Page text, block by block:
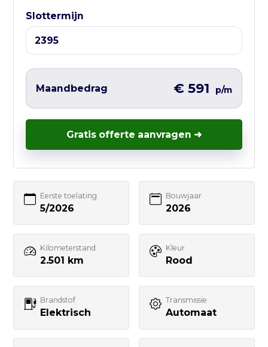
Ma t/m Vr — 10:00 tot 17:00
Liever direct contact?
je op – vaak nog dezelfde werkdag.
E-mailadres
Slottermijn
Maandbedrag € 591 p/m
Gratis offerte aanvragen ➜
Eerste toelating
5/2026
Bouwjaar
2026
Kilometerstand
2.501 km
Kleur
Rood
Brandstof
Elektrisch
Transmissie
Automaat